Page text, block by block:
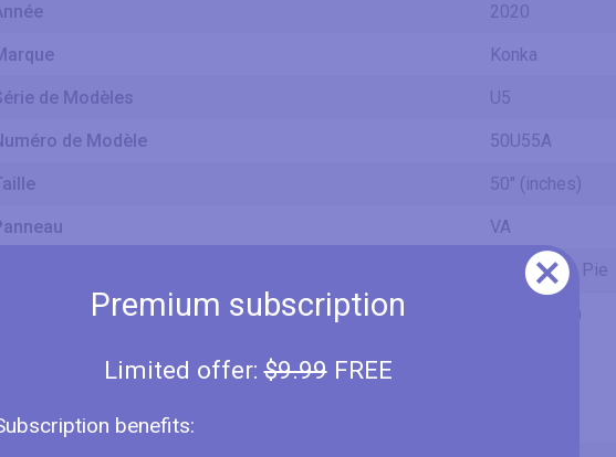
Premium subscription
Limited offer:$9.99FREE
benefits:
2020
Konka
de Modèles U5
de Modèle 50U55A
50" (inches)
VA
Android 9.0 Pie
de Taille d'écran 50" (inches)